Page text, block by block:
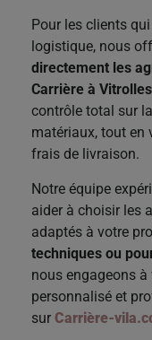
Pour les clients
logistique, nous
directement les
Carrière à
contrôle total sur
matériaux, tout en
frais de livraison.
Notre équipe
aider à choisir les
adaptés à votre
techniques ou
nous engageons
personnalisé et
sur Carrière-